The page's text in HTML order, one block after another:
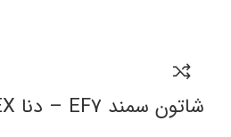
شاتون سمند EF7 – دنا SUNEX سانکس